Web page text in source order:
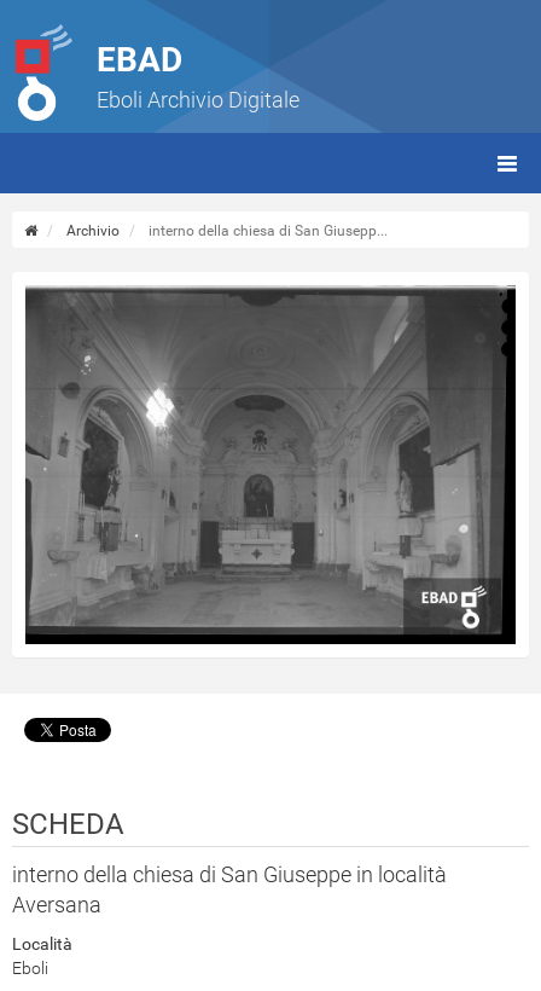
EBAD
Eboli Archivio Digitale
Archivio interno della chiesa di San Giusepp...
SCHEDA
interno della chiesa di San Giuseppe in località
Aversana
Località
Eboli